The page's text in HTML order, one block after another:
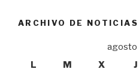
ARCHIVO DE NOTICIAS
agosto
L
M X J